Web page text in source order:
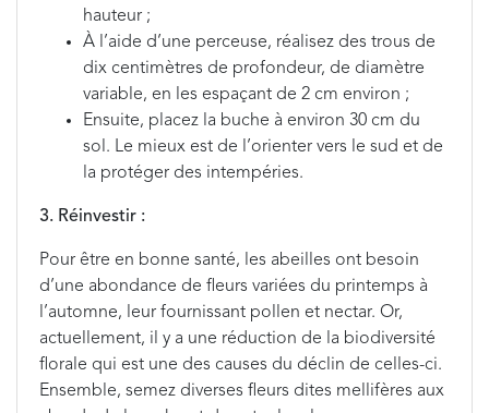
hauteur ;
À l’aide d’une perceuse, réalisez des trous de
dix centimètres de profondeur, de diamètre
variable, en les espaçant de 2 cm environ ;
Ensuite, placez la buche à environ 30 cm du
sol. Le mieux est de l’orienter vers le sud et de
la protéger des intempéries.
3. Réinvestir :
Pour être en bonne santé, les abeilles ont besoin
d’une abondance de fleurs variées du printemps à
l’automne, leur fournissant pollen et nectar. Or,
actuellement, il y a une réduction de la biodiversité
florale qui est une des causes du déclin de celles-ci.
Ensemble, semez diverses fleurs dites mellifères aux